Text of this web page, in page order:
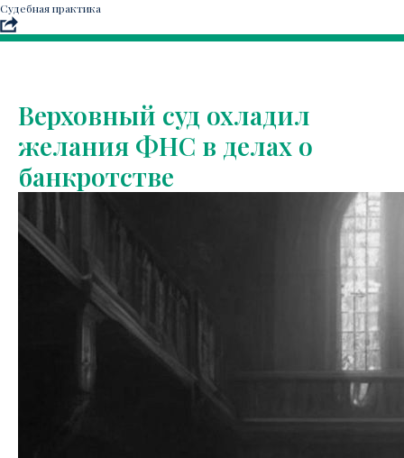
Судебная практика
Верховный суд охладил
желания ФНС в делах о
банкротстве